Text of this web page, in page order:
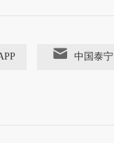
中国泰宁